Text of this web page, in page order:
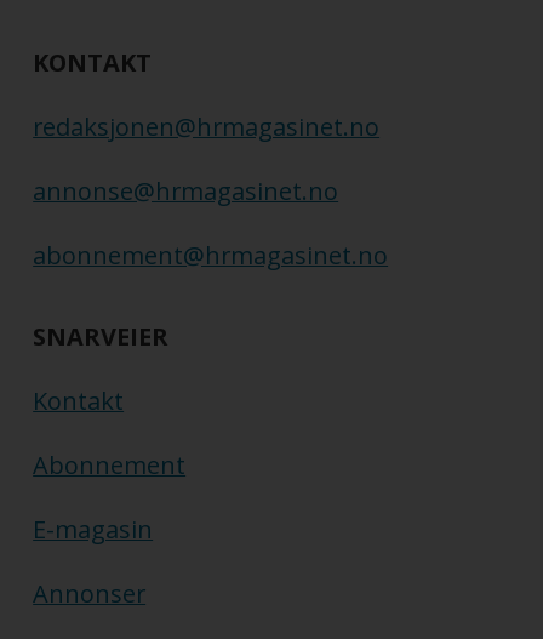
KONTAKT
redaksjonen@hrmagasinet.no
annonse@hrmagasinet.no
abonnement@hrmagasinet.no
SNARVEIER
Kontakt
Abonnement
E-magasin
Annonser